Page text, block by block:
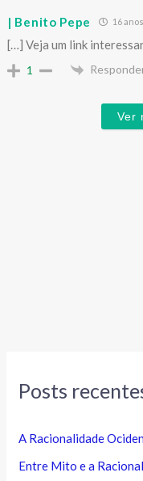
| Benito Pepe 16
[…] Veja um link
1
Ver
Posts
A Racionalidade
Entre Mito e a